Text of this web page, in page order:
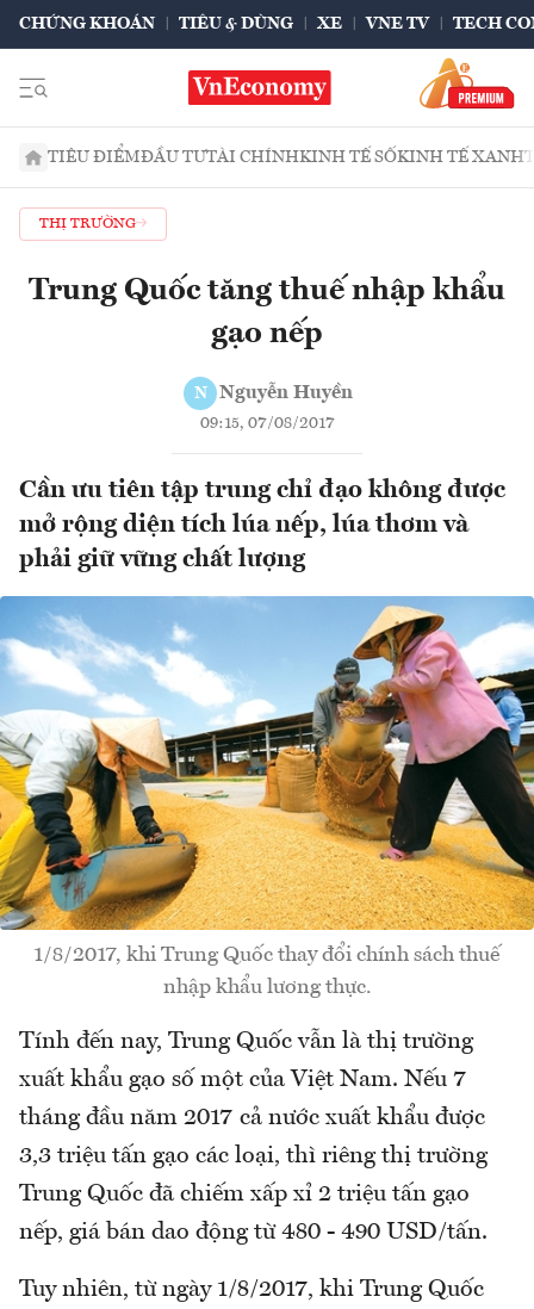
CHỨNG KHOÁN TIÊU & DÙNG XE VNE TV TECH
TIÊU ĐIỂMĐẦU TƯTÀI CHÍNHKINH TẾ SỐKINH TẾ XANH
THỊ TRƯỜNG
Trung Quốc tăng thuế nhập khẩu
gạo nếp
N Nguyễn Huyền
09:15, 07/08/2017
Cần ưu tiên tập trung chỉ đạo không được
mở rộng diện tích lúa nếp, lúa thơm và
phải giữ vững chất lượng
1/8/2017, khi Trung Quốc thay đổi chính sách thuế
nhập khẩu lương thực.
Tính đến nay, Trung Quốc vẫn là thị trường
xuất khẩu gạo số một của Việt Nam. Nếu 7
tháng đầu năm 2017 cả nước xuất khẩu được
3,3 triệu tấn gạo các loại, thì riêng thị trường
Trung Quốc đã chiếm xấp xỉ 2 triệu tấn gạo
nếp, giá bán dao động từ 480 - 490 USD/tấn.
Tuy nhiên, từ ngày 1/8/2017, khi Trung Quốc